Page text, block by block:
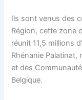
Ils sont venus des
Région, cette zone
réunit 11,5 millions
Rhénanie Palatinat,
et des
Belgique.